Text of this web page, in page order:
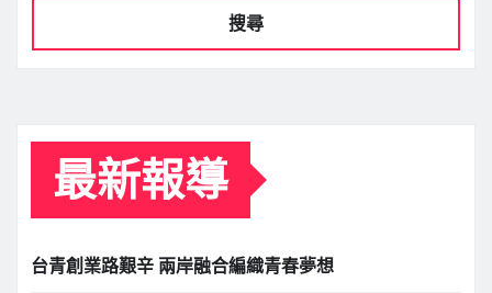
搜尋
最新報導
台青創業路艱辛 兩岸融合編織青春夢想